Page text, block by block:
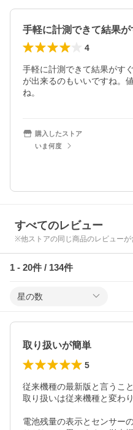
4
手軽に計測できて結果がす
が出来るのもいいですね。
ね。
購入したストア
いま何度
すべてのレビュー
※他ストアの同じ商品のレビューが
1 - 20件 / 134件
星の数
取り扱いが簡単
5
従来機種の最新版と言うこ
取り扱いは従来機種と変わ
電池残量の表示とセンサー